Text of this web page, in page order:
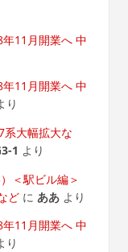
11月開業へ 中
11月開業へ 中
り
系大幅拡大な
1 より
＜駅ビル編＞
どに ああより
11月開業へ 中
り